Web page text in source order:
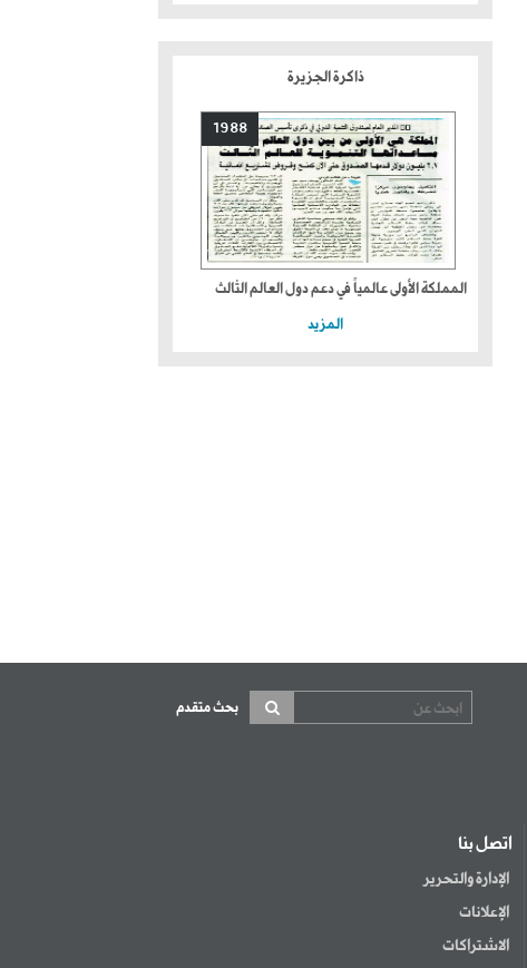
ذاكرة الجزيرة
1988
المملكة الأولى عالمياً في دعم دول العالم الثالث
المزيد
بحث متقدم
اتصل بنا
الإدارة والتحرير
الإعلانات
الاشتراكات